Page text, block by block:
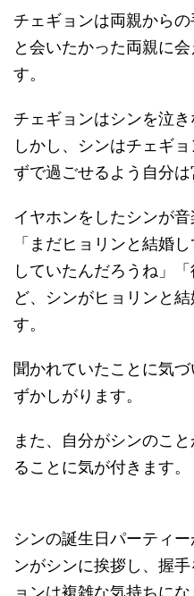
チェギョンは両親から
と会いたかった両親に
す。
チェギョンはシンを泣き
しかし、シンはチェギ
ずで過ごせるよう自分は
イヤホンをしたシンが音
「まだヒョリンと結婚
していたんだろうね」
ど、シンがヒョリンと
す。
聞かれていたことに気
ずかしがります。
また、自分がシンのこ
ることに気が付きます。
シンの誕生日パーティ
ンがシンに挨拶し、握
ョンは複雑な気持ちにな